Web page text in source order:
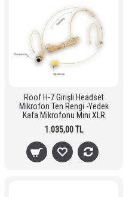
Roof H-7 Girişli Headset
Mikrofon Ten Rengi -Yedek
Kafa Mikrofonu Mini XLR
1.035,00 TL